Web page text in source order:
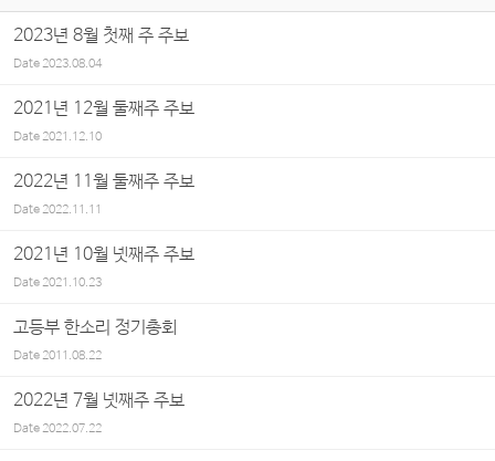
2023년 8월 첫째 주 주보
Date2023.08.04
2021년 12월 둘째주 주보
Date2021.12.10
2022년 11월 둘째주 주보
Date2022.11.11
2021년 10월 넷째주 주보
Date2021.10.23
고등부 한소리 정기총회
Date2011.08.22
2022년 7월 넷째주 주보
Date2022.07.22